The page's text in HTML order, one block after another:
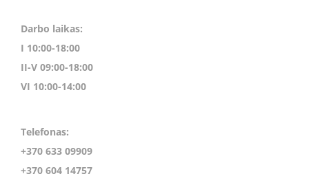
Darbo laikas:
I 10:00-18:00
II-V 09:00-18:00
VI 10:00-14:00
Telefonas:
+370 633 09909
+370 604 14757